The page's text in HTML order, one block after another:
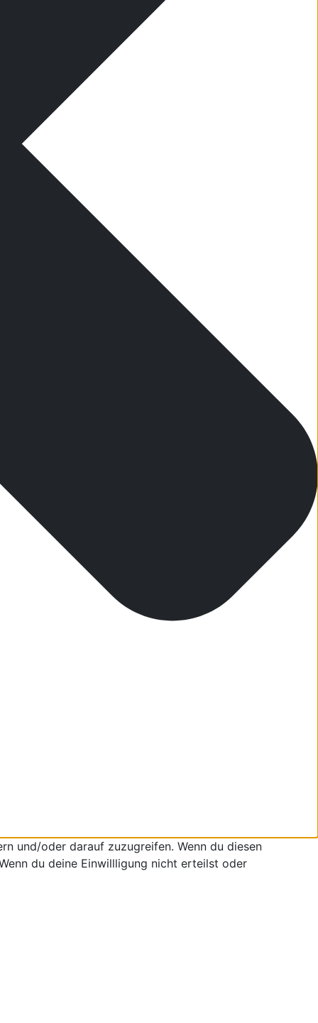
und/oder darauf zuzugreifen. Wenn du diesen
du deine Einwillligung nicht erteilst oder